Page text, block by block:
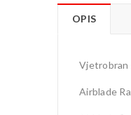
OPIS
Vjetrobran
Airblade